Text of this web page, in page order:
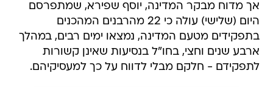
אך מדוח מבקר המדינה, יוסף שפירא, שמתפרסם
היום (שלישי) עולה כי 22 מהרבנים המהכנים
בתפקידים מטעם המדינה, נמצאו ימים רבים, במהלך
ארבע שנים וחצי, בחו"ל בנסיעות שאינן קשורות
לתפקידם - חלקם מבלי לדווח על כך למעסיקיהם.